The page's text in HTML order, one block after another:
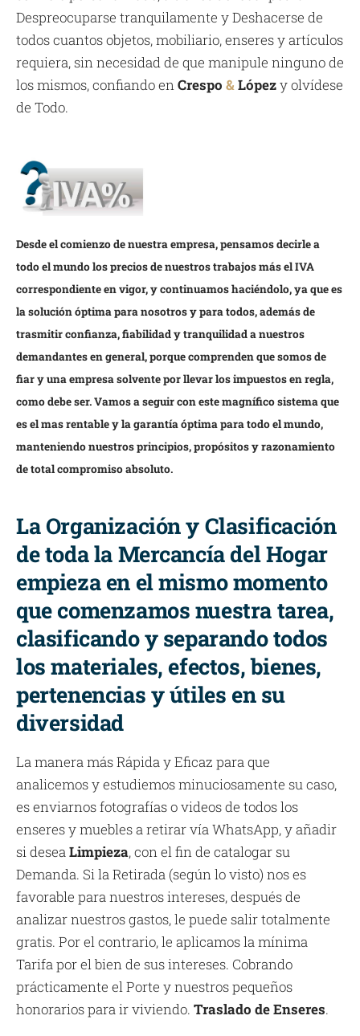
Despreocuparse tranquilamente y Deshacerse de
todos cuantos objetos, mobiliario, enseres y artículos
requiera, sin necesidad de que manipule ninguno de
los mismos, confiando enCrespo &Lópezy olvídese
de Todo.
Desde el comienzo de nuestra empresa, pensamos decirle a
todo el mundo los precios de nuestros trabajos más el IVA
correspondiente en vigor, y continuamos haciéndolo, ya que es
la solución óptima para nosotros y para todos, además de
trasmitir confianza, fiabilidad y tranquilidad a nuestros
demandantes en general, porque comprenden que somos de
fiar y una empresa solvente por llevar los impuestos en regla,
como debe ser. Vamos a seguir con este magnífico sistema que
es el mas rentable y la garantía óptima para todo el mundo,
manteniendo nuestros principios, propósitos y razonamiento
de total compromiso absoluto.
La Organización y Clasificación
de toda la Mercancía del Hogar
empieza en el mismo momento
que comenzamos nuestra tarea,
clasificando y separando todos
los materiales, efectos, bienes,
pertenencias y útiles en su
diversidad
La manera más Rápida y Eficaz para que
analicemos y estudiemos minuciosamente su caso,
es enviarnos fotografías o videos de todos los
enseres y muebles a retirar vía WhatsApp, y añadir
si deseaLimpieza, con el fin de catalogar su
Demanda. Si la Retirada (según lo visto) nos es
favorable para nuestros intereses, después de
analizar nuestros gastos, le puede salir totalmente
gratis. Por el contrario, le aplicamos la mínima
Tarifa por el bien de sus intereses. Cobrando
prácticamente el Porte y nuestros pequeños
honorarios para ir viviendo. Traslado de Enseres.